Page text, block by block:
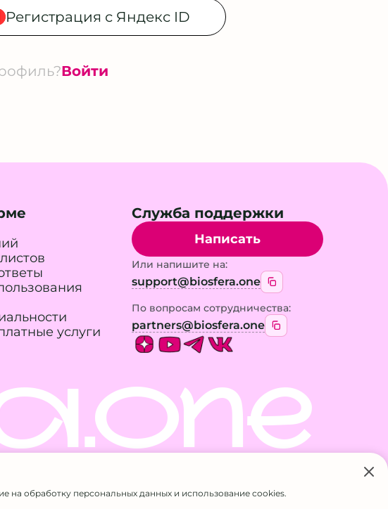
Регистрация с Яндекс ID
Войти
услуги
Служба поддержки
Написать
Или напишите на:
support@biosfera.one
По вопросам сотрудничества:
partners@biosfera.one
возможно только с разрешения владельца
на обработку персональных данных и использование cookies.